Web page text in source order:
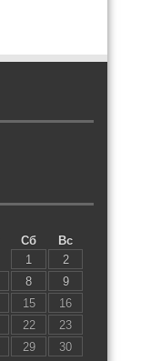
Сб
Вс
1
2
8
9
15
16
22
23
29
30